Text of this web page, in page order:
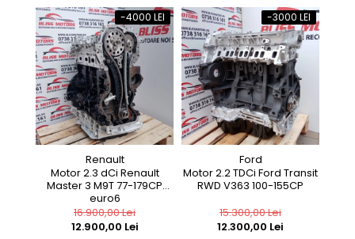
-4000 LEI
Renault
Motor 2.3 dCi Renault
Master 3 M9T 77-179CP
euro6
16.900,00 Lei
12.900,00 Lei
-3000 LEI
Ford
Motor 2.2 TDCi Ford Transit
RWD V363 100-155CP
15.300,00 Lei
12.300,00 Lei